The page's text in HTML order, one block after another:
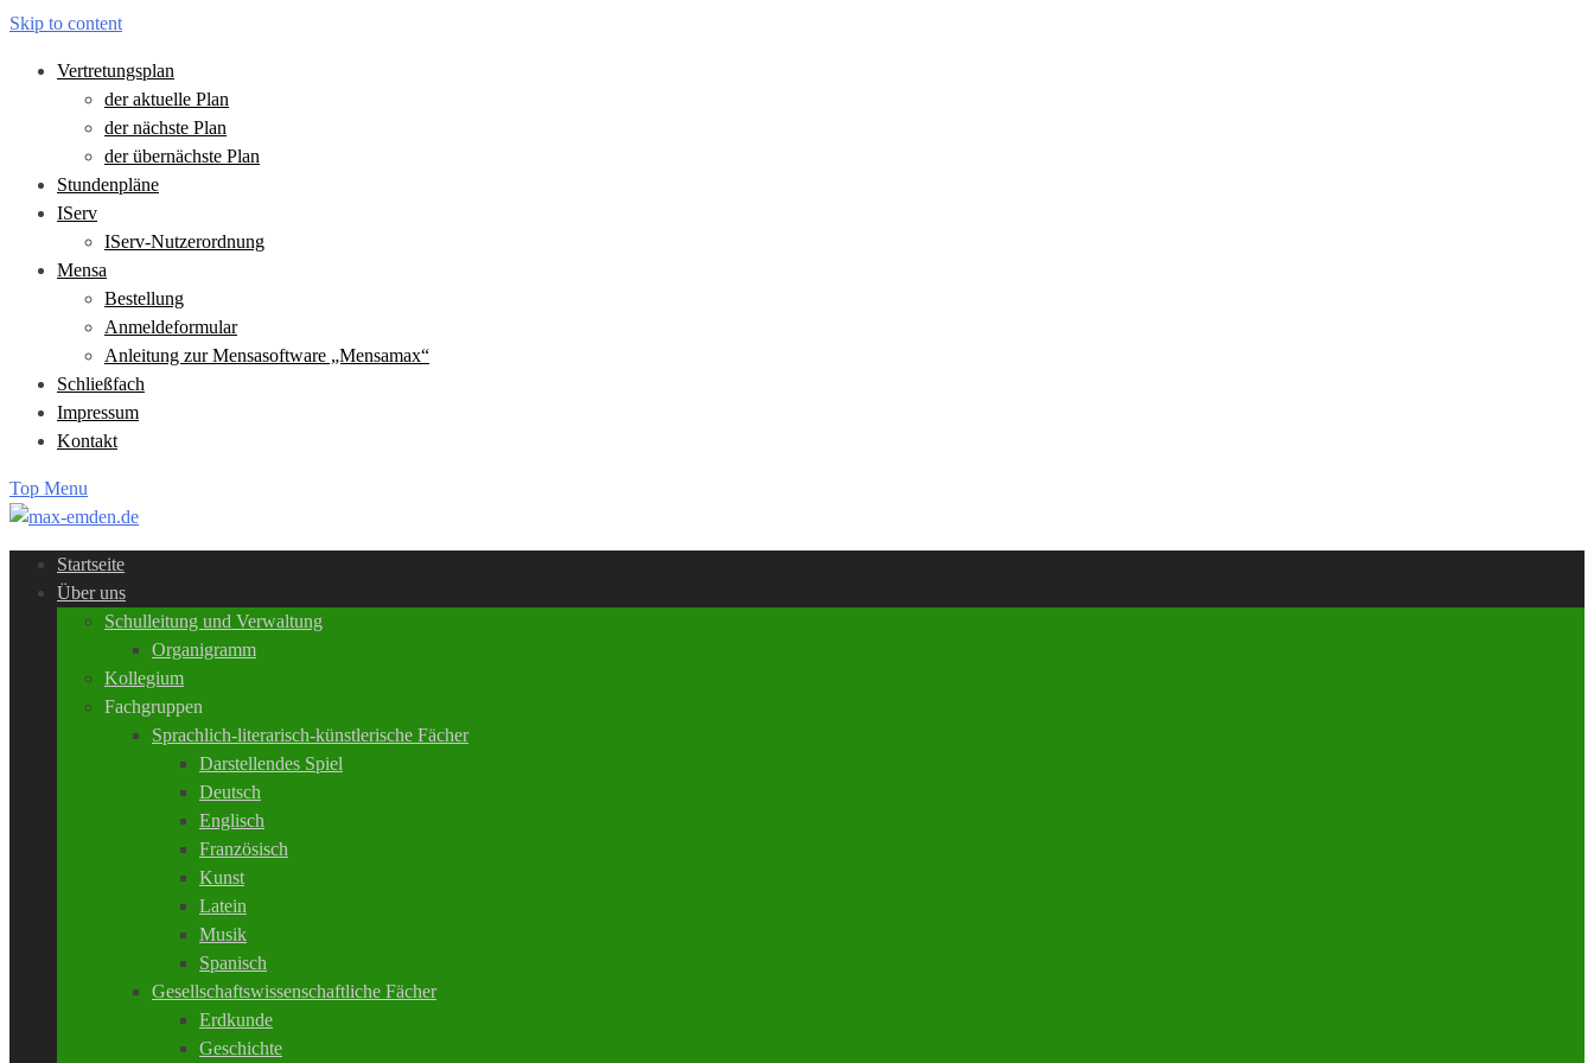
Skip to content
Vertretungsplan
der aktuelle Plan
der nächste Plan
der übernächste Plan
Stundenpläne
IServ
IServ-Nutzerordnung
Mensa
Bestellung
Anmeldeformular
Anleitung zur Mensasoftware „Mensamax“
Schließfach
Impressum
Kontakt
Top Menu
Startseite
Über uns
Schulleitung und Verwaltung
Organigramm
Kollegium
Fachgruppen
Sprachlich-literarisch-künstlerische Fächer
Darstellendes Spiel
Deutsch
Englisch
Französisch
Kunst
Latein
Musik
Spanisch
Gesellschaftswissenschaftliche Fächer
Erdkunde
Geschichte